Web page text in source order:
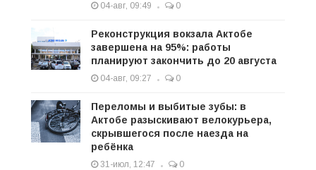
04-авг, 09:49 0
Реконструкция вокзала Актобе
завершена на 95%: работы
планируют закончить до 20 августа
04-авг, 09:27 0
Переломы и выбитые зубы: в
Актобе разыскивают велокурьера,
скрывшегося после наезда на
ребёнка
31-июл, 12:47 0